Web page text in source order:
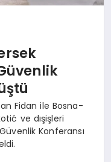
Fidan ile Bosna-
ve dışişleri
Konferansı